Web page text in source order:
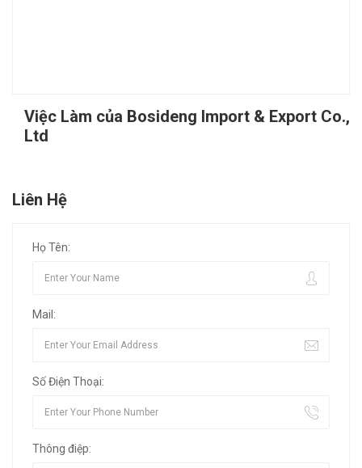
Việc Làm của Bosideng Import & Export Co.,
Ltd
Liên Hệ
Họ Tên:
Mail:
Số Điện Thoại:
Thông điệp: